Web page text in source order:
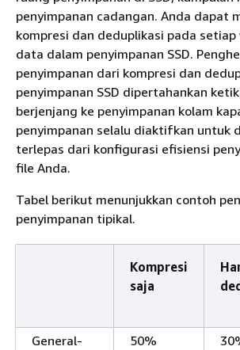
penyimpanan cadangan. Anda dapat
kompresi dan deduplikasi pada
data dalam penyimpanan SSD.
penyimpanan dari kompresi dan
penyimpanan SSD dipertahankan
berjenjang ke penyimpanan kolam
penyimpanan selalu diaktifkan untuk
terlepas dari konfigurasi efisiensi
file Anda.
Tabel berikut menunjukkan contoh
penyimpanan tipikal.
Kompresi
saja
General-
50%